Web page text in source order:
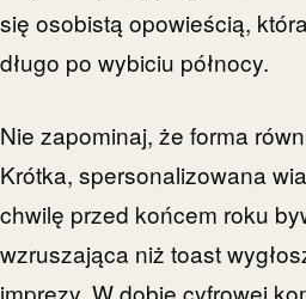
się osobistą opowieścią,
długo po wybiciu północy.
Nie zapominaj, że forma
Krótka, spersonalizowana
chwilę przed końcem roku
wzruszająca niż toast